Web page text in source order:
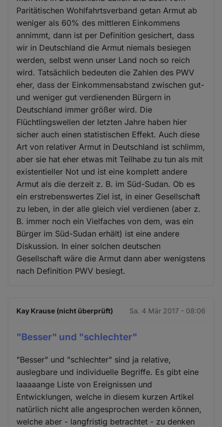
Paritätischen Wohlfahrtsverband getan Armut ab
weniger als 60% des mittleren Einkommens
annimmt, dann ist per Definition gesichert, dass
wir in Deutschland die Armut niemals besiegen
werden, selbst wenn unser Land noch so reich
wird. Tatsächlich bedeuten die Zahlen des PWV
eher, dass der Einkommensabstand zwischen gut-
und weniger gut verdienenden Bürgern in
Deutschland immer größer wird. Die
Flüchtlingswellen der letzten Jahre haben hier
sicher auch einen statistischen Effekt. Auch diese
Art von relativer Armut in Deutschland ist schlimm,
aber sie hat eher etwas mit Teilhabe zu tun als mit
existentieller Not und ist eine komplett andere
Armut als die derzeit z. B. im Süd-Sudan. Ob es
ein erstrebenswertes Ziel ist, in einer Gesellschaft
zu leben, in der alle gleich viel verdienen (aber z.
B. immer noch ein Vielfaches von dem, was ein
Bürger im Süd-Sudan erhält) ist eine andere
Diskussion. In einer solchen deutschen
Gesellschaft wäre die Armut dann aber wenigstens
nach Definition PWV besiegt.
Kay Krause (nicht überprüft) Sa. 4 Mär 2017 - 08:06
"Besser" und "schlechter"
"Besser" und "schlechter" sind ja relative,
auslegbare und individuelle Begriffe. Es gibt eine
laaaaange Liste von Ereignissen und
Entwicklungen, welche in diesem kurzen Artikel
natürlich nicht alle angesprochen werden können,
welche aber - langfristig betrachtet - zu denken